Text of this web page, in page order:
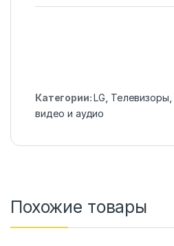
Категории:LG Телевизоры
видео и аудио
Похожие товары